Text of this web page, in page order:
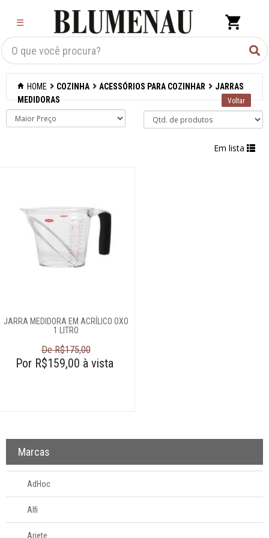
☰
Criar Lista×
Organização
Cozinha
Acessórios para
Abridores de latas
Acessórios
Afiadores de
facas manuais
Amassadores de
formas
Balanças
Batedores
Batedores de
Colheres para
servir
Conchas
Cortadores
Descascadores
HOME COZINHA ACESSÓRIOS PARA COZINHAR
JARRAS
MEDIDORAS
Em lista
JARRA MEDIDORA EM ACRÍLICO OXO
1 LITRO
De R$175,00
Por R$159,00 à vista
Marcas
AdHoc
Alfi
Ariete